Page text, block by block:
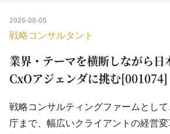
2026-08-05
戦略コンサルタント
業界・テーマを横断しながら日
CxOアジェンダに挑む[001074]
戦略コンサルティングファームとし
庁まで、幅広いクライアントの経営